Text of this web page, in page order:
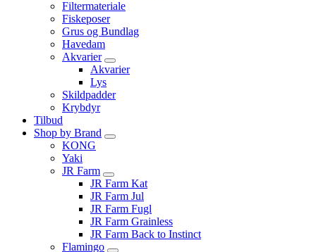
Filtermateriale
Fiskeposer
Grus og Bundlag
Havedam
Akvarier
Akvarier
Lys
Skildpadder
Krybdyr
Tilbud
Shop by Brand
KONG
Yaki
JR Farm
JR Farm Kat
JR Farm Jul
JR Farm Fugl
JR Farm Grainless
JR Farm Back to Instinct
Flamingo